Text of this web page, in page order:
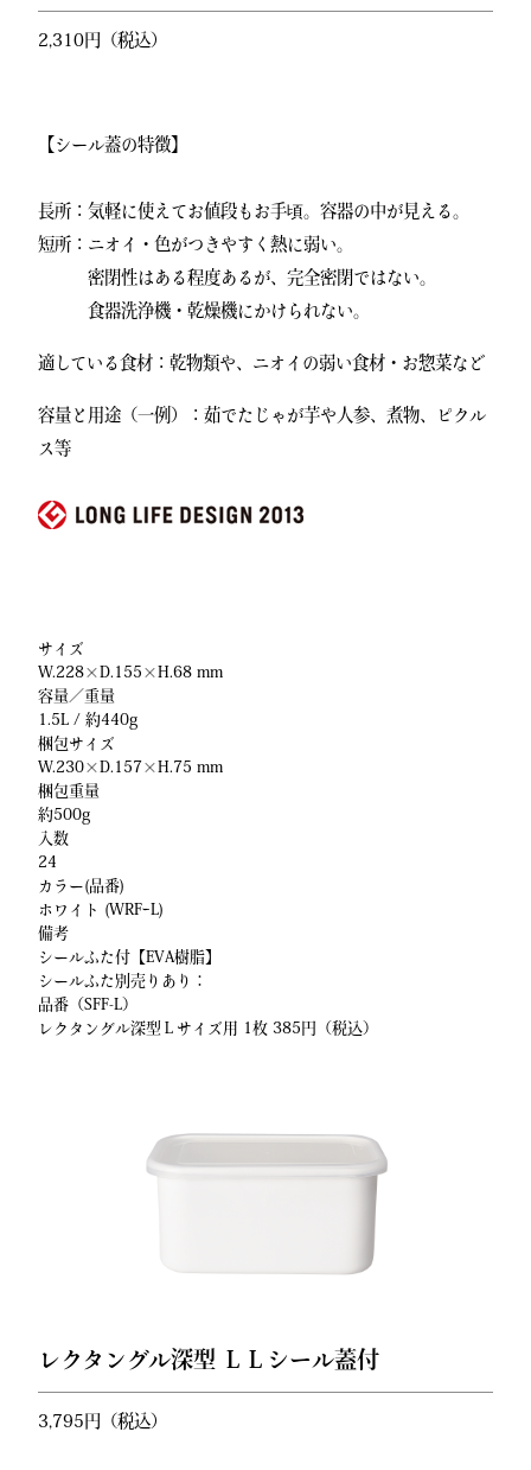
2,310円（税込）
【シール蓋の特徴】
長所：気軽に使えてお値段もお手頃。容器の中が見える。
短所：ニオイ・色がつきやすく熱に弱い。
密閉性はある程度あるが、完全密閉ではない。
食器洗浄機・乾燥機にかけられない。
適している食材：乾物類や、ニオイの弱い食材・お惣菜など
容量と用途（一例）：茹でたじゃが芋や人参、煮物、ピクル
ス等
サイズ
W.228×D.155×H.68 mm
容量／重量
1.5L / 約440g
梱包サイズ
W.230×D.157×H.75 mm
梱包重量
約500g
入数
24
カラー(品番)
ホワイト (WRFｰL)
備考
シールふた付【EVA樹脂】
シールふた別売りあり：
品番（SFF-L）
レクタングル深型Ｌサイズ用 1枚 385円（税込）
レクタングル深型 ＬＬシール蓋付
3,795円（税込）